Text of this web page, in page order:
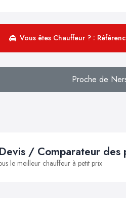
Vous êtes Chauffeur ? :
Proche de
/ Comparateur des
le meilleur chauffeur à petit prix